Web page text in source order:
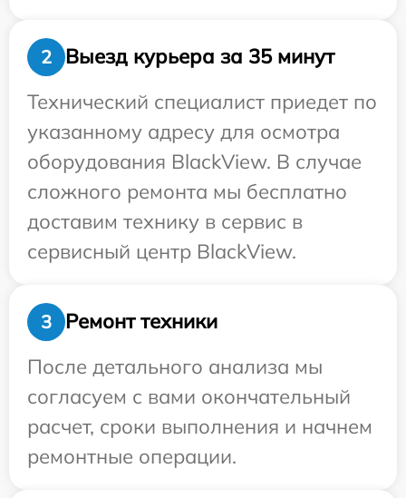
2
Выезд курьера за 35 минут
Технический специалист приедет по
указанному адресу для осмотра
оборудования BlackView. В случае
сложного ремонта мы бесплатно
доставим технику в сервис в
сервисный центр BlackView.
3
Ремонт техники
После детального анализа мы
согласуем с вами окончательный
расчет, сроки выполнения и начнем
ремонтные операции.